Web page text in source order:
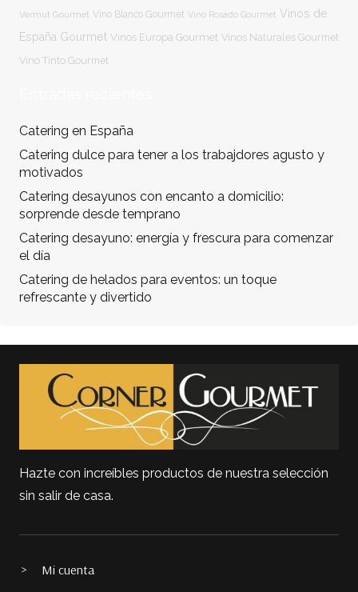
Vermut Gourmet Vino Blanco Gourmet Vino Rosado Gourmet Vinos de
España Gourmet Vinos Europa Gourmet Vinos Naturales Gourmet
Vino Tinto Gourmet
Catering en España
Catering dulce para tener a los trabajdores agusto y
motivados
Catering desayunos con encanto a domicilio:
sorprende desde temprano
Catering desayuno: energía y frescura para comenzar
el día
Catering de helados para eventos: un toque
refrescante y divertido
Hazte con increíbles productos de nuestra selección
sin salir de casa.
Mi cuenta